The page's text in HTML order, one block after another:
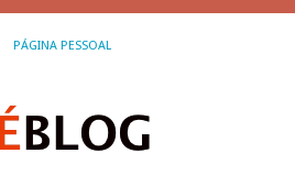
PÁGINA PESSOAL